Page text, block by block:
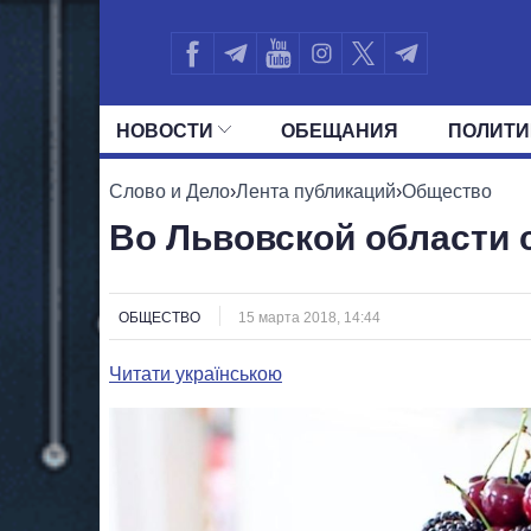
НОВОСТИ ОБЕЩАНИЯ
ВСЕ ПОЛИТИКИ ПРЕЗИДЕНТ И
Слово и Дело›Лента публикаций›Общество
Во Львовской области
ОБЩЕСТВО 15 марта 2018, 14:44
Читати українською